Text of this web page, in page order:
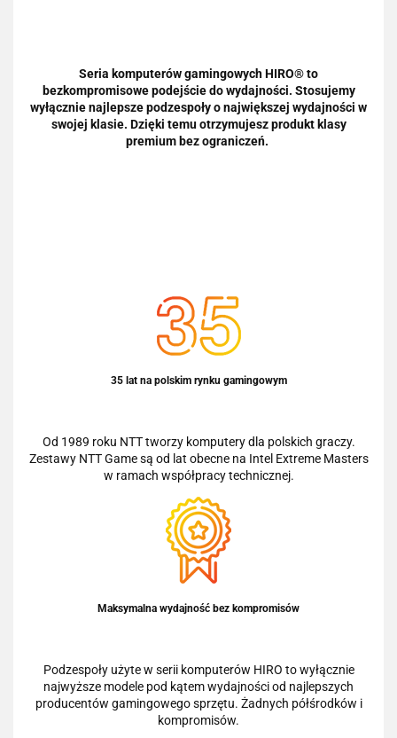
Seria komputerów gamingowych HIRO® to
bezkompromisowe podejście do wydajności. Stosujemy
wyłącznie najlepsze podzespoły o największej wydajności w
swojej klasie. Dzięki temu otrzymujesz produkt klasy
premium bez ograniczeń.
35 lat na polskim rynku gamingowym
Od 1989 roku NTT tworzy komputery dla polskich graczy.
Zestawy NTT Game są od lat obecne na Intel Extreme Masters
w ramach współpracy technicznej.
Maksymalna wydajność bez kompromisów
Podzespoły użyte w serii komputerów HIRO to wyłącznie
najwyższe modele pod kątem wydajności od najlepszych
producentów gamingowego sprzętu. Żadnych półśrodków i
kompromisów.